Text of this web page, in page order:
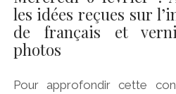
les idées reçues sur
de français et
photos
Pour approfondir cette